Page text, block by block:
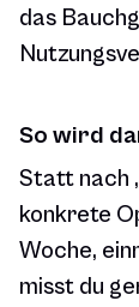
das
So wird
Statt nach
konkrete
Woche,
misst du